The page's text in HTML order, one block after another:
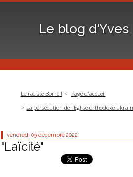
Le blog d'Yves
Le raciste Borrell
Page d'accueil
La persécution de l’Eglise orthodoxe
vendredi 09 décembre 2022
"Laïcité"